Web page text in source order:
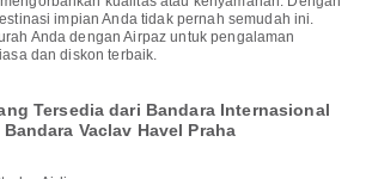
impian Anda tidak pernah semudah ini.
Anda dengan Airpaz untuk pengalaman
dan diskon terbaik.
Tersedia dari Bandara Internasional
Vaclav Havel Praha